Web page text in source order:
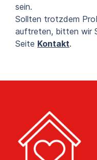
sein.
Sollten trotzdem
auftreten, bitten wir
Seite Kontakt.